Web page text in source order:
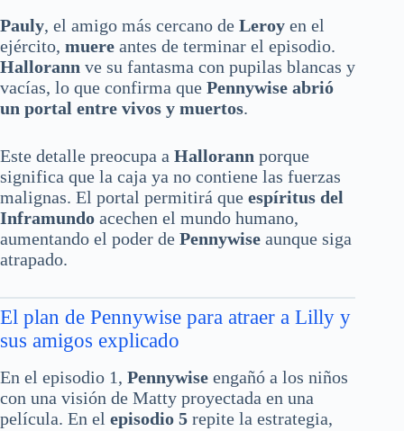
Pauly, el amigo más cercano de Leroy en el
ejército, muere antes de terminar el episodio.
Hallorann ve su fantasma con pupilas blancas y
vacías, lo que confirma que Pennywise abrió
un portal entre vivos y muertos.
Este detalle preocupa a Hallorann porque
significa que la caja ya no contiene las fuerzas
malignas. El portal permitirá que espíritus del
Inframundo acechen el mundo humano,
aumentando el poder de Pennywise aunque siga
atrapado.
El plan de Pennywise para atraer a Lilly y
sus amigos explicado
En el episodio 1, Pennywise engañó a los niños
con una visión de Matty proyectada en una
película. En el episodio 5 repite la estrategia,